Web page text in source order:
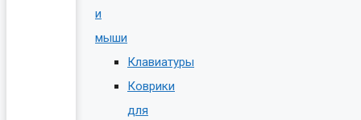
и
мыши
Клавиатуры
Коврики
для